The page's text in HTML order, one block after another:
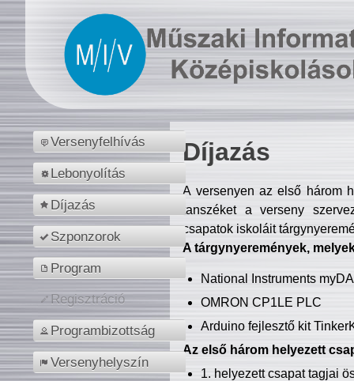
Versenyfelhívás
Lebonyolítás
Díjazás
Szponzorok
Program
Regisztráció
Programbizottság
Versenyhelyszín
Díjazás
A versenyen az első három
tanszéket a verseny
csapatok iskoláit
A tárgynyeremények,
National Instruments
OMRON CP1LE PLC
Arduino fejlesztő kit
Az első három helyezett
1. helyezett csapat tagjai